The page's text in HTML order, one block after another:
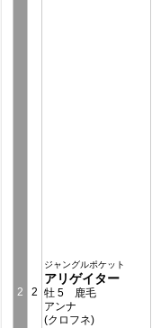
2 2
ジャングルポケット
アリゲイター
牡 5 鹿毛
アンナ
(クロフネ)